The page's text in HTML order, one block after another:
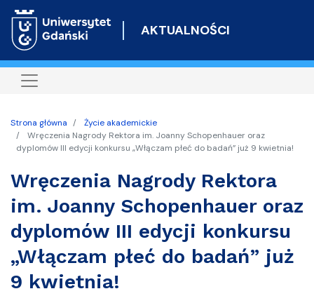
do
AKTUALNOŚCI
Strona główna
Życie akademickie
Wręczenia Nagrody Rektora im. Joanny Schopenhauer oraz
dyplomów III edycji konkursu „Włączam płeć do badań” już 9 kwietnia!
Wręczenia Nagrody Rektora
im. Joanny Schopenhauer oraz
dyplomów III edycji konkursu
„Włączam płeć do badań” już
9 kwietnia!